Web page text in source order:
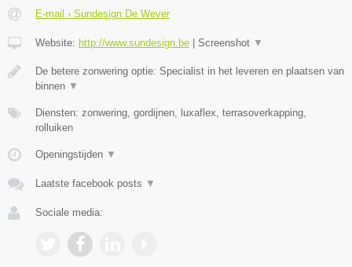
E-mail › Sundesign De Wever
Website: http://www.sundesign.be | Screenshot ▼
De betere zonwering optie: Specialist in het leveren en plaatsen van
binnen ▼
Diensten: zonwering, gordijnen, luxaflex, terrasoverkapping,
rolluiken
Openingstijden ▼
Laatste facebook posts ▼
Sociale media: